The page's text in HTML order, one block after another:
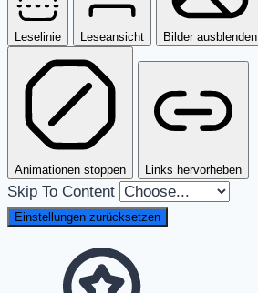
Leselinie Leseansicht Bilder ausblenden
Animationen stoppen Links hervorheben
Skip To Content
Einstellungen zurücksetzen